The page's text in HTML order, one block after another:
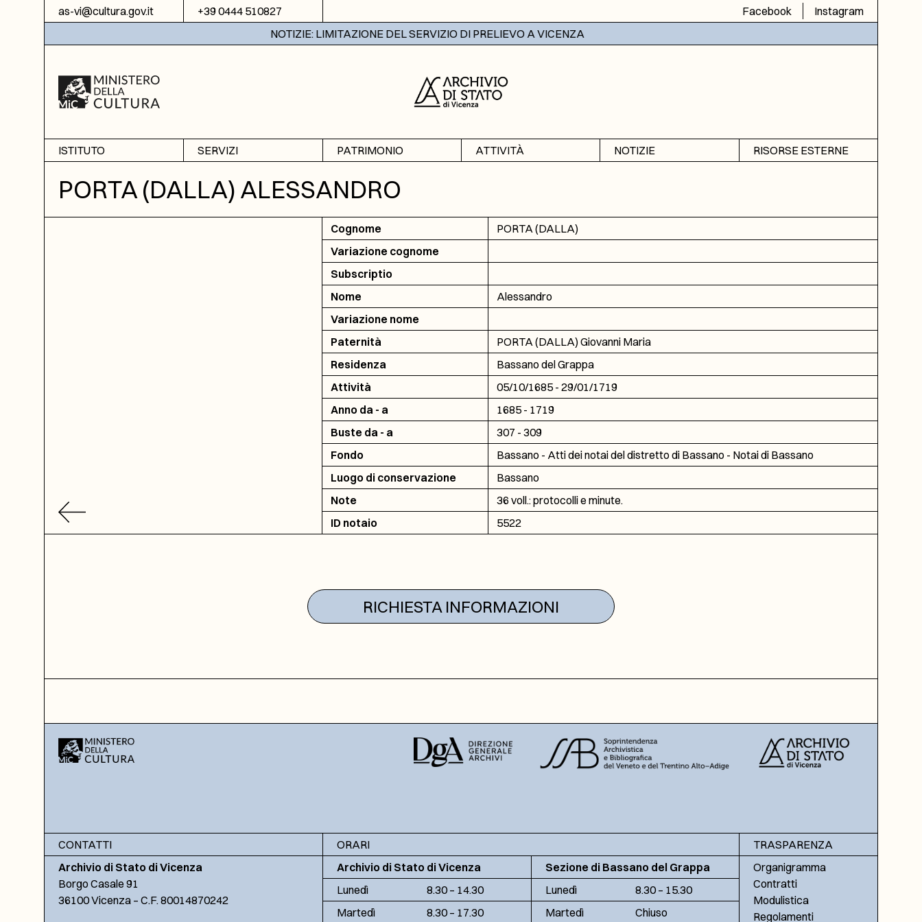
Vai al contenuto
as-vi@cultura.gov.it +39 0444 510827 Facebook
Instagram
NOTIZIE: LIMITAZIONE DEL SERVIZIO DI PRELIEVO A VICENZA
ISTITUTO
Informazioni
Sezione di Bassano del
SERVIZI
Ricerche
Fotoriproduzione
PATRIMONIO
Banche dati
ATTIVITÀ
NOTIZIE
RISORSE ESTERNE
DGA
ICAR
PORTA (DALLA) ALESSANDRO
Cognome
PORTA (DALLA)
Variazione cognome
Subscriptio
Nome
Alessandro
Variazione nome
Paternità
PORTA (DALLA) Giovanni Maria
Residenza
Bassano del Grappa
Attività
05/10/1685 - 29/01/1719
Anno da - a
1685 - 1719
Buste da - a
307 - 309
Fondo
Bassano - Atti dei notai del distretto di Bassano - Notai di Bassano
Luogo di conservazione
Bassano
Note
36 voll.: protocolli e minute.
ID notaio
5522
RICHIESTA INFORMAZIONI
CONTATTI
Archivio di Stato di Vicenza
Borgo Casale 91
36100 Vicenza – C.F. 80014870242
ORARI
Archivio di Stato di Vicenza
Lunedì
8.30 – 14.30
Martedì
8.30 – 17.30
Sezione di Bassano del Grappa
Lunedì
8.30 – 15.30
Martedì
Chiuso
TRASPARENZA
Organigramma
Contratti
Modulistica
Regolamenti